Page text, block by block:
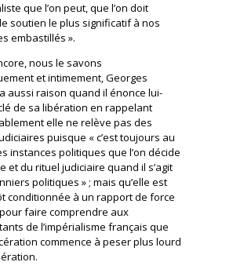
que l’on peut, que l’on doit
soutien le plus significatif à nos
embastillés ».
nous le savons
et intimement, Georges
aussi raison quand il énonce lui-
de sa libération en rappelant
elle ne relève pas des
puisque « c’est toujours au
instances politiques que l’on décide
et du rituel judiciaire quand il s’agit
politiques » ; mais qu’elle est
conditionnée à un rapport de force
faire comprendre aux
de l’impérialisme français que
commence à peser plus lourd